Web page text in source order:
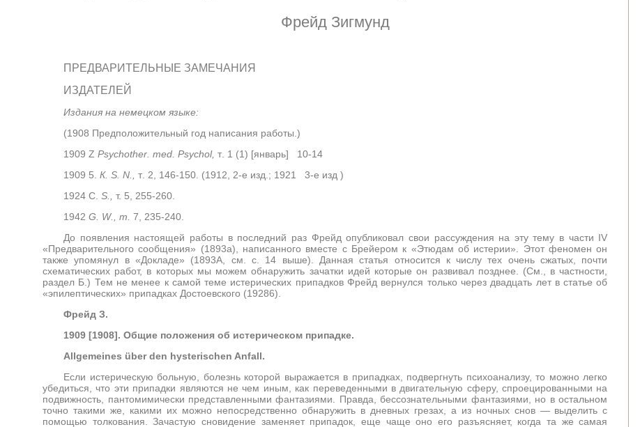
Фрейд Зигмунд
ПРЕДВАРИТЕЛЬНЫЕ ЗАМЕЧАНИЯ
ИЗДАТЕЛЕЙ
Издания на немецком языке:
(1908 Предположительный год написания работы.)
1909Z Psychother .med .Psychol,т . 1 (1) [январь] 10-14
1909 5.К. S. N.,т . 2, 146-150. (1912, 2-е изд.; 1921 3-е изд )
1924 С.S .,т. 5, 255-260.
1942G W., т.7, 235-240.
До появления настоящей работы в последний раз Фрейд опубликовал свои рассуждения на эту тему в части IV
«Предварительного сообщения» (1893а), написанного вместе с Брейером к «Этюдам об истерии». Этот феномен он
также упомянул в «Докладе» (1893А, см. с. 14 выше). Данная статья относится к числу тех очень сжатых, почти
схематических работ, в которых мы можем обнаружить зачатки идей которые он развивал позднее. (См., в частности,
раздел Б.) Тем не менее к самой теме истерических припадков Фрейд вернулся только через двадцать лет в статье об
«эпилептических» припадках Достоевского (19286).
Фрейд З.
1909 [1908]. Общие положения об истерическом припадке.
Allgemeines über den hysterischen Anfall.
Если истерическую больную, болезнь которой выражается в припадках, подвергнуть психоанализу, то можно легко
убедиться, что эти припадки являются не чем иным, как переведенными в двигательную сферу, спроецированными на
подвижность, пантомимически представленными фантазиями. Правда, бессознательными фантазиями, но в остальном
точно такими же, какими их можно непосредственно обнаружить в дневных грезах, а из ночных снов — выделить с
помощью толкования. Зачастую сновидение заменяет припадок, еще чаще оно его разъясняет, когда та же самая